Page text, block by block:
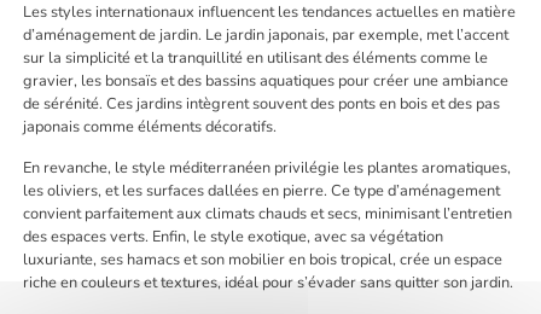
Les styles internationaux influencent les tendances actuelles en matière
d’aménagement de jardin. Le jardin japonais, par exemple, met l’accent
sur la simplicité et la tranquillité en utilisant des éléments comme le
gravier, les bonsaïs et des bassins aquatiques pour créer une ambiance
de sérénité. Ces jardins intègrent souvent des ponts en bois et des pas
japonais comme éléments décoratifs.
En revanche, le style méditerranéen privilégie les plantes aromatiques,
les oliviers, et les surfaces dallées en pierre. Ce type d’aménagement
convient parfaitement aux climats chauds et secs, minimisant l’entretien
des espaces verts. Enfin, le style exotique, avec sa végétation
luxuriante, ses hamacs et son mobilier en bois tropical, crée un espace
riche en couleurs et textures, idéal pour s’évader sans quitter son jardin.